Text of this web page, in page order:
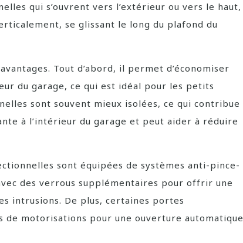
qui s’ouvrent vers l’extérieur ou vers le haut,
se glissant le long du plafond du
Tout d’abord, il permet d’économiser
du garage, ce qui est idéal pour les petits
sont souvent mieux isolées, ce qui contribue
à l’intérieur du garage et peut aider à réduire
sont équipées de systèmes anti-pince-
des verrous supplémentaires pour offrir une
intrusions. De plus, certaines portes
motorisations pour une ouverture automatique